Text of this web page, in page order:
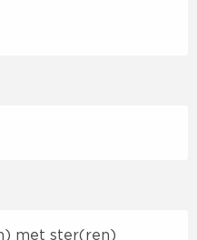
met ster(ren)